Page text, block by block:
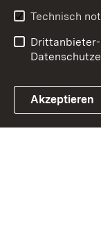
Technisch
Akzeptieren